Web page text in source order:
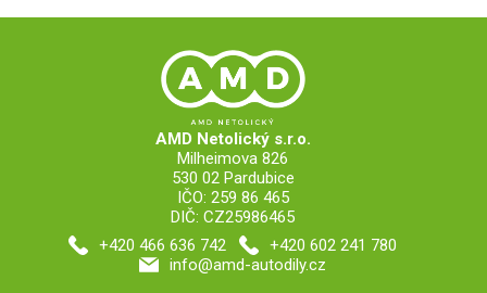
AMD Netolický s.r.o.
Milheimova 826
530 02 Pardubice
IČO: 259 86 465
DIČ: CZ25986465
+420 466 636 742
+420 602 241 780
info@amd-autodily.cz